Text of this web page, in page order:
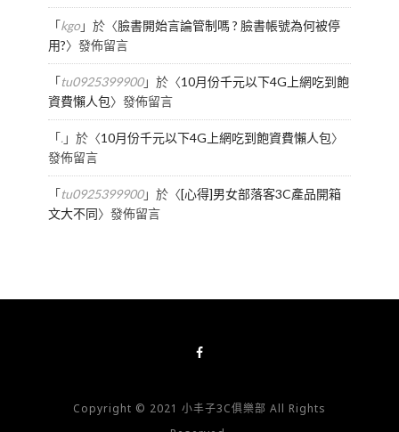
「kgo」於〈臉書開始言論管制嗎 ? 臉書帳號為何被停
用?〉發佈留言
「tu0925399900」於〈10月份千元以下4G上網吃到飽
資費懶人包〉發佈留言
「.」於〈10月份千元以下4G上網吃到飽資費懶人包〉
發佈留言
「tu0925399900」於〈[心得]男女部落客3C產品開箱
文大不同〉發佈留言
Copyright © 2021 小丰子3C俱樂部 All Rights